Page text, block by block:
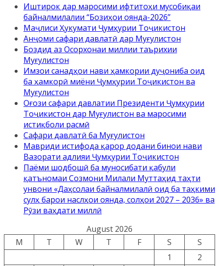
Иштирок дар маросими ифтитоҳи мусобиқаи
байналмилалии “Бозиҳои оянда-2026”
Маҷлиси Ҳукумати Ҷумҳурии Тоҷикистон
Анҷоми сафари давлатӣ дар Муғулистон
Боздид аз Осорхонаи миллии таърихии
Муғулистон
Имзои санадҳои нави ҳамкории дуҷониба оид
ба ҳамкорӣ миёни Ҷумҳурии Тоҷикистон ва
Муғулистон
Оғози сафари давлатии Президенти Ҷумҳурии
Тоҷикистон дар Муғулистон ва маросими
истиқболи расмӣ
Сафари давлатӣ ба Муғулистон
Мавриди истифода қарор додани бинои нави
Вазорати адлияи Ҷумҳурии Тоҷикистон
Паёми шодбошӣ ба муносибати қабули
қатъномаи Созмони Милали Муттаҳид таҳти
унвони «Даҳсолаи байналмилалӣ оид ба таҳкими
сулҳ барои наслҳои оянда, солҳои 2027 – 2036» ва
Рӯзи ваҳдати миллӣ
August 2026
M
T W T F S
S
1
2